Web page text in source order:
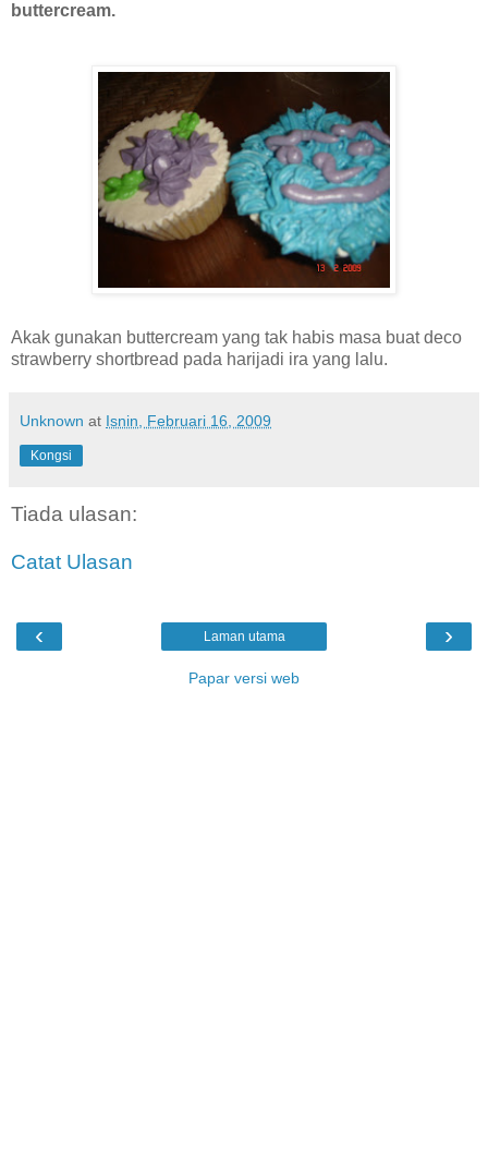
buttercream.
Akak gunakan buttercream yang tak habis masa buat deco
strawberry shortbread pada harijadi ira yang lalu.
Unknown at Isnin, Februari 16, 2009
Kongsi
Tiada ulasan:
Catat Ulasan
‹ ›
Laman utama
Papar versi web